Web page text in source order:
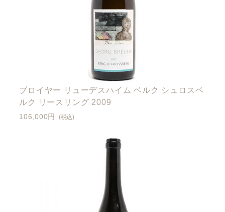
ブロイヤー リューデスハイム ベルク シュロスベ
ルク リースリング 2009
106,000円 (税込)